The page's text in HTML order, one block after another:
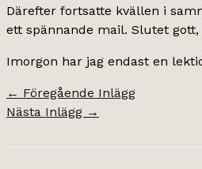
Därefter fortsatte kvällen i
ett spännande mail. Slutet
Imorgon har jag endast en
← Föregående Inlägg
Nästa Inlägg →